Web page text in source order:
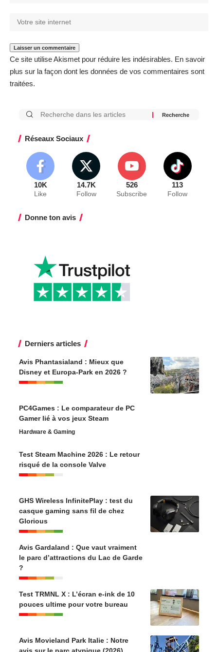
Ce site utilise Akismet pour réduire les indésirables. En savoir
plus sur la façon dont les données de vos commentaires sont
traitées.
Réseaux Sociaux
10K
Like
14.7K
Follow
526
Subscribe
113
Follow
Donne ton avis
Derniers articles
Avis Phantasialand : Mieux que
Disney et Europa-Park en 2026 ?
PC4Games : Le comparateur de PC
Gamer lié à vos jeux Steam
Hardware & Gaming
Test Steam Machine 2026 : Le retour
risqué de la console Valve
GHS Wireless InfinitePlay : test du
casque gaming sans fil de chez
Glorious
Avis Gardaland : Que vaut vraiment
le parc d’attractions du Lac de Garde
?
Test TRMNL X : L’écran e-ink de 10
pouces ultime pour votre bureau
Avis Movieland Park Italie : Notre